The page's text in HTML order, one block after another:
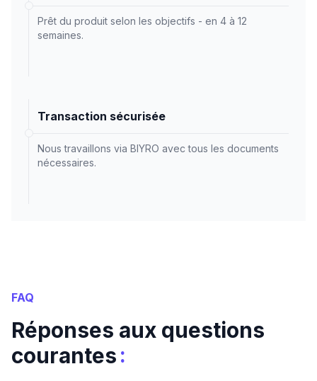
Prêt du produit selon les objectifs - en 4 à 12
semaines.
Transaction sécurisée
Nous travaillons via BIYRO avec tous les documents
nécessaires.
FAQ
Réponses aux questions
courantes: